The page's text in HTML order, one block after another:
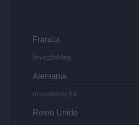
Francia
InvestirMag
Alemania
Investieren24
Reino Unido